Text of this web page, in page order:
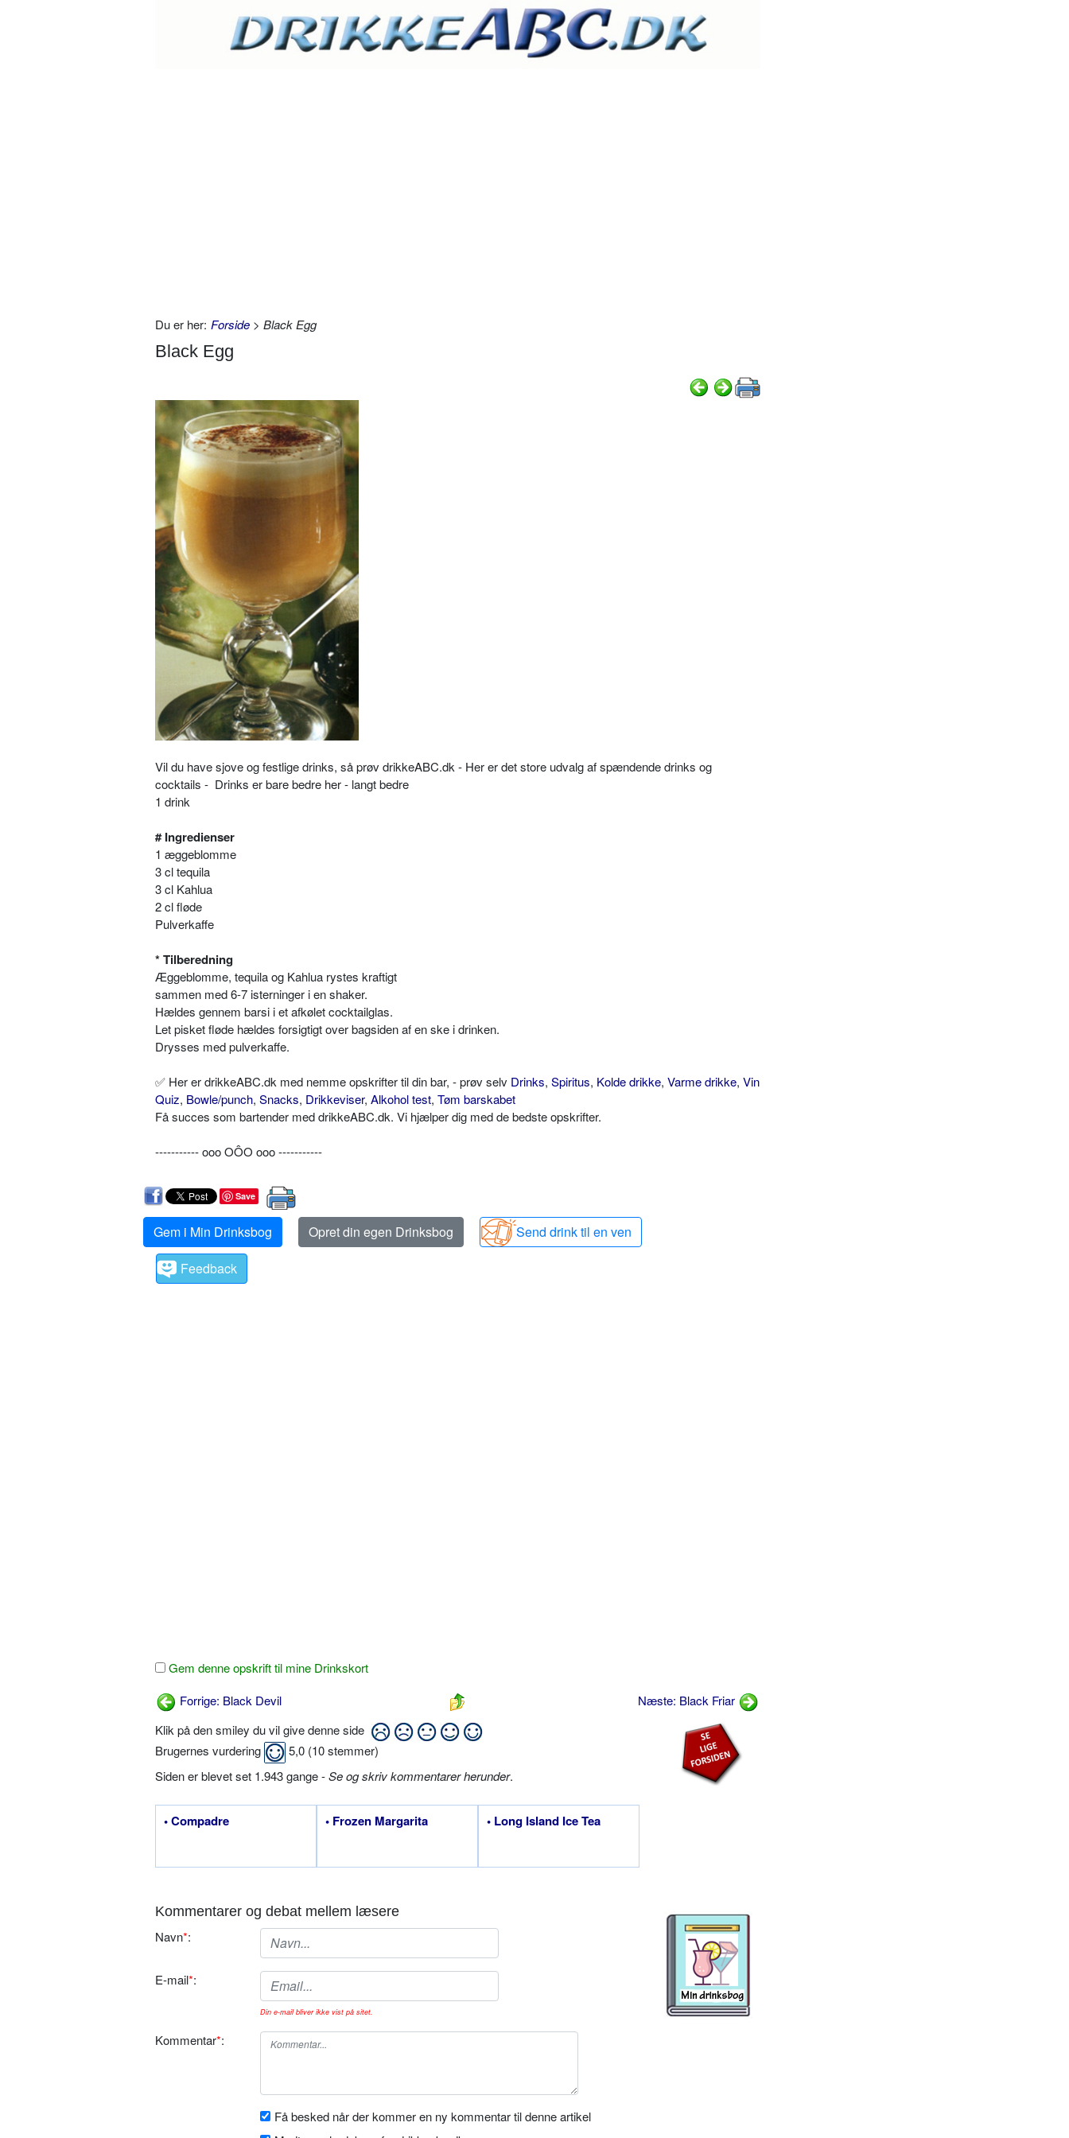
Du er her: Forside > Black Egg
Black Egg
Vil du have sjove og festlige drinks, så prøv drikkeABC.dk - Her er det store udvalg af spændende drinks og
cocktails - Drinks er bare bedre her - langt bedre
1 drink
# Ingredienser
1 æggeblomme
3 cl tequila
3 cl Kahlua
2 cl fløde
Pulverkaffe
* Tilberedning
Æggeblomme, tequila og Kahlua rystes kraftigt
sammen med 6-7 isterninger i en shaker.
Hældes gennem barsi i et afkølet cocktailglas.
Let pisket fløde hældes forsigtigt over bagsiden af en ske i drinken.
Drysses med pulverkaffe.
✅ Her er drikkeABC.dk med nemme opskrifter til din bar, - prøv selv Drinks, Spiritus, Kolde drikke, Varme drikke, Vin
Quiz, Bowle/punch, Snacks, Drikkeviser, Alkohol test, Tøm barskabet
Få succes som bartender med drikkeABC.dk. Vi hjælper dig med de bedste opskrifter.
----------- ooo OÔO ooo -----------
Save
Gem i Min Drinksbog Opret din egen Drinksbog
Send drink til en ven
Feedback
Gem denne opskrift til mine Drinkskort
Forrige: Black Devil
Næste: Black Friar
Klik på den smiley du vil give denne side
Brugernes vurdering
5,0 (10stemmer)
Siden er blevet set 1.943 gange -Se og skriv kommentarer herunder.
• Compadre • Frozen Margarita • Long Island Ice Tea
Kommentarer og debat mellem læsere
Navn*:
E-mail*:
Din e-mail bliver ikke vist på sitet.
Kommentar*:
Få besked når der kommer en ny kommentar til denne artikel